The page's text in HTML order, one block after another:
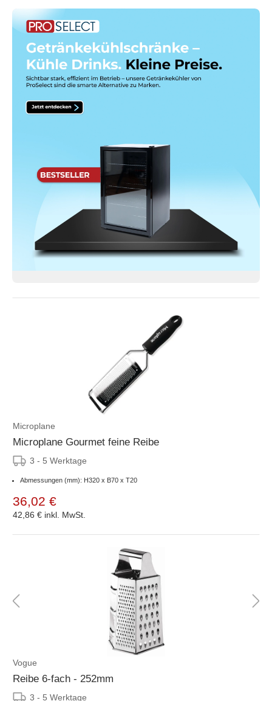
Microplane
Microplane Gourmet feine Reibe
3 - 5 Werktage
Abmessungen (mm): H320 x B70 x T20
36,02 €
42,86 € inkl. MwSt.
Vogue
Reibe 6-fach - 252mm
3 - 5 Werktage